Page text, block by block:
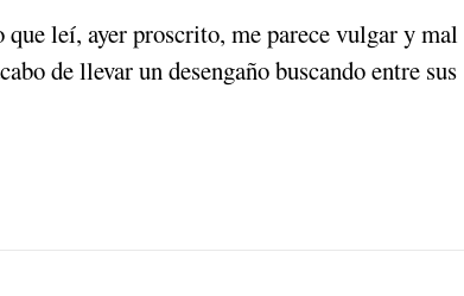
leí, ayer proscrito, me parece vulgar y mal
de llevar un desengaño buscando entre sus